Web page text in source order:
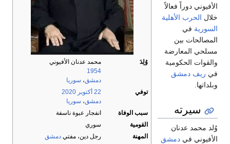
وُلِدَ
محمد عدنان الأفيوني
1954
دمشق، سوريا
توفي
22 أكتوبر
2020
دمشق، سوريا
سبب الوفاة
انفجار عبوة ناسفة
القومية
سوري
المهنة
رجل دين، مفتي دمشق
الأفيوني دوراً فعالاً
خلال الحرب الأهلية
السورية في
المصالحات بين
مسلحي المعارضة
والقوات الحكومية
في ريف دمشق
وبلداتها.
سيرته
وُلد محمد عدنان
الأفيوني في دمشق